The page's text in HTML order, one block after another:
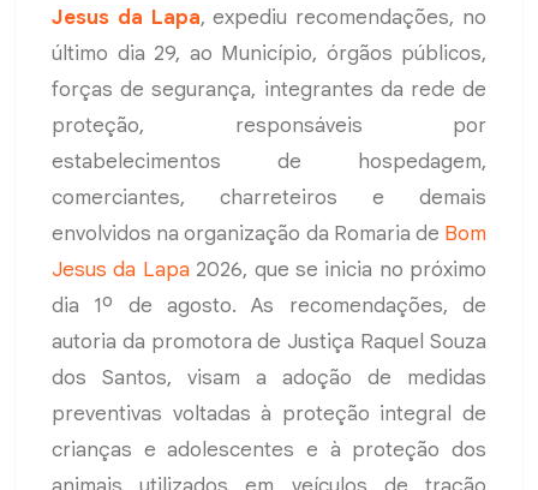
Jesus da Lapa, expediu recomendações, no
último dia 29, ao Município, órgãos públicos,
forças de segurança, integrantes da rede de
proteção, responsáveis por
estabelecimentos de hospedagem,
comerciantes, charreteiros e demais
envolvidos na organização da Romaria de Bom
Jesus da Lapa2026, que se inicia no próximo
dia 1º de agosto. As recomendações, de
autoria da promotora de Justiça Raquel Souza
dos Santos, visam a adoção de medidas
preventivas voltadas à proteção integral de
crianças e adolescentes e à proteção dos